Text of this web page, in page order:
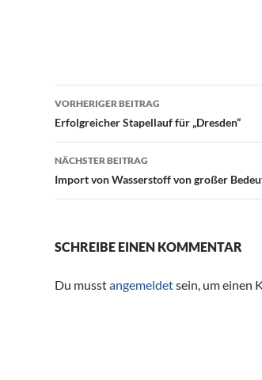
Beitragsnavigation
VORHERIGER BEITRAG
Erfolgreicher Stapellauf für „Dresden“
NÄCHSTER BEITRAG
Import von Wasserstoff von großer
SCHREIBE EINEN KOMMENTAR
Du musstangemeldetsein, um einen